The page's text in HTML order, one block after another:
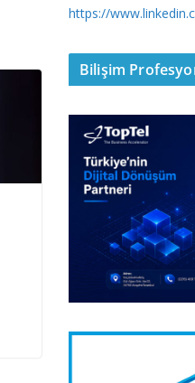
https://
Bilişim